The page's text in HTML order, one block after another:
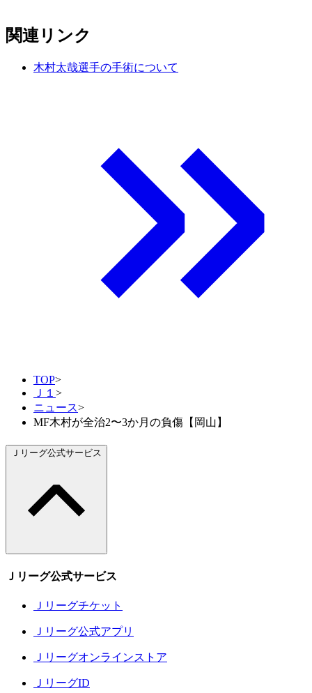
関連リンク
木村太哉選手の手術について
TOP>
Ｊ１ >
ニュース>
MF木村が全治2〜3か月の負傷【岡山】
Ｊリーグ公式サービス
Ｊリーグ公式サービス
Ｊリーグチケット
Ｊリーグ公式アプリ
Ｊリーグオンラインストア
ＪリーグID